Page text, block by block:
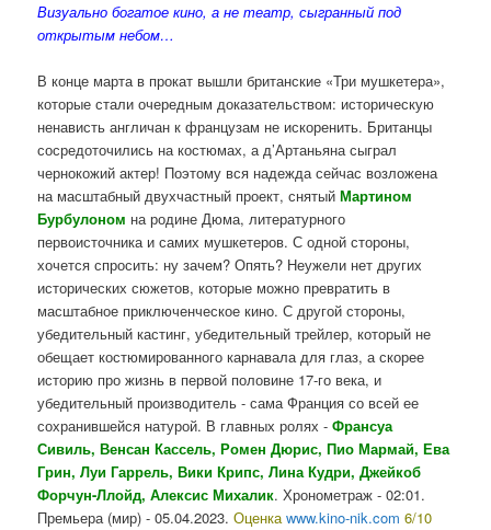
Визуально богатое кино, а не театр, сыгранный под
открытым небом…
В конце марта в прокат вышли британские «Три мушкетера»,
которые стали очередным доказательством: историческую
ненависть англичан к французам не искоренить. Британцы
сосредоточились на костюмах, а д’Артаньяна сыграл
чернокожий актер! Поэтому вся надежда сейчас возложена
на масштабный двухчастный проект, снятыйМартином
Бурбулоном на родине Дюма, литературного
первоисточника и самих мушкетеров. С одной стороны,
хочется спросить: ну зачем? Опять? Неужели нет других
исторических сюжетов, которые можно превратить в
масштабное приключенческое кино. С другой стороны,
убедительный кастинг, убедительный трейлер, который не
обещает костюмированного карнавала для глаз, а скорее
историю про жизнь в первой половине 17-го века, и
убедительный производитель - сама Франция со всей ее
сохранившейся натурой. В главных ролях -Франсуа
Сивиль, Венсан Кассель, Ромен Дюрис, Пио Мармай, Ева
Грин, Луи Гаррель, Вики Крипс, Лина Кудри, Джейкоб
Форчун-Ллойд, Алексис Михалик. Хронометраж - 02:01.
Премьера (мир) - 05.04.2023.Оценкаwww.kino-nik.com 6/10